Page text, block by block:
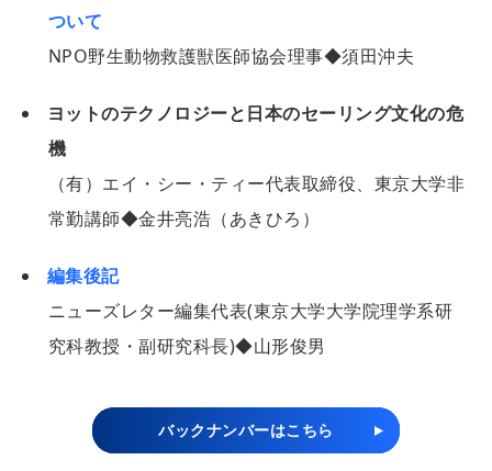
ついて
NPO野生動物救護獣医師協会理事◆須田沖夫
ヨットのテクノロジーと日本のセーリング文化の危
機
（有）エイ・シー・ティー代表取締役、東京大学非
常勤講師◆金井亮浩（あきひろ）
編集後記
ニューズレター編集代表(東京大学大学院理学系研
究科教授・副研究科長)◆山形俊男
バックナンバーはこちら